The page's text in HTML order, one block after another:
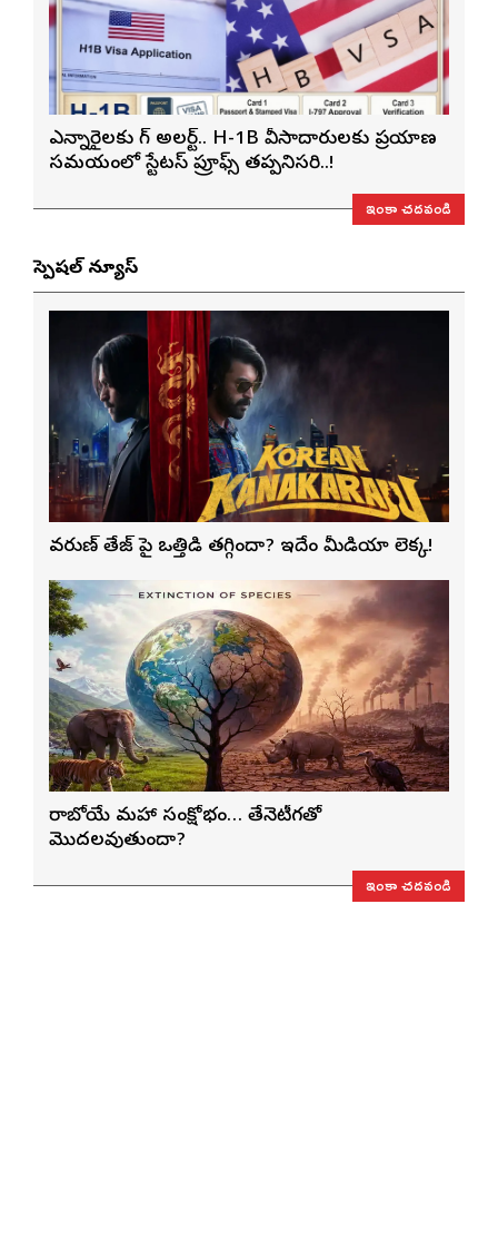
ఎన్నారైలకు బిగ్ అలర్ట్.. H-1B వీసాదారులకు ప్రయాణ
సమయంలో స్టేటస్ ప్రూఫ్స్ తప్పనిసరి..!
ఇంకా చదవండి
స్పెషల్ న్యూస్
వరుణ్ తేజ్‌ పై ఒత్తిడి తగ్గిందా? ఇదేం మీడియా లెక్క!
రాబోయే మహా సంక్షోభం… తేనెటీగతో
మొదలవుతుందా?
ఇంకా చదవండి